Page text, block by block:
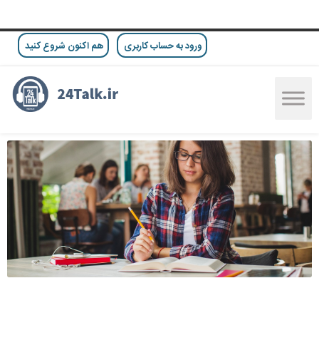
ورود به حساب کاربری هم اکنون شروع کنید